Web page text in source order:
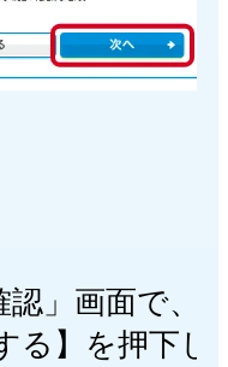
認」画面で、
る】を押下し